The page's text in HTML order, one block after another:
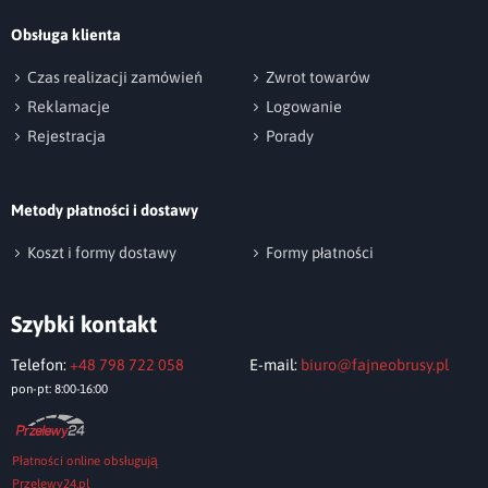
Wyślij opinię
Obsługa klienta
Czas realizacji zamówień
Zwrot towarów
Reklamacje
Logowanie
Rejestracja
Porady
Metody płatności i dostawy
Koszt i formy dostawy Formy płatności
Szybki kontakt
Telefon: +48 798 722 058
pon-pt: 8:00-16:00
E-mail: biuro@fajneobrusy.pl
Płatności online obsługują
Przelewy24.pl